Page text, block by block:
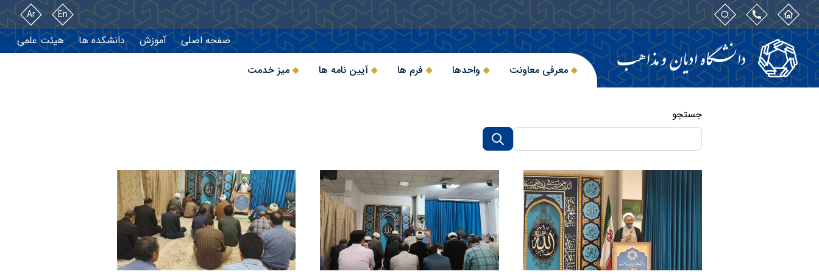
En
Ar
معرفی معاونت واحدها فرم ها آیین نامه ها میز خدمت
صفحه اصلی آموزش دانشکده ها هیئت علمی
جستجو